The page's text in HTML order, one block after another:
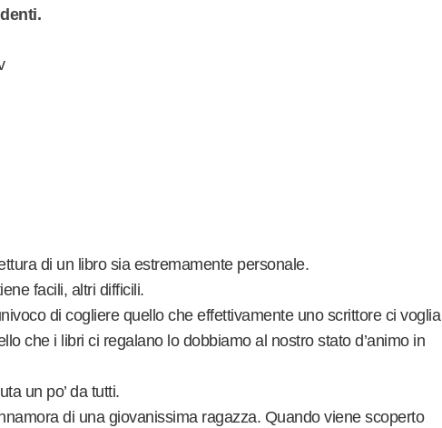
di un libro sia estremamente personale.
facili, altri difficili.
di cogliere quello che effettivamente uno scrittore ci voglia
che i libri ci regalano lo dobbiamo al nostro stato d’animo in
un po’ da tutti.
di una giovanissima ragazza. Quando viene scoperto